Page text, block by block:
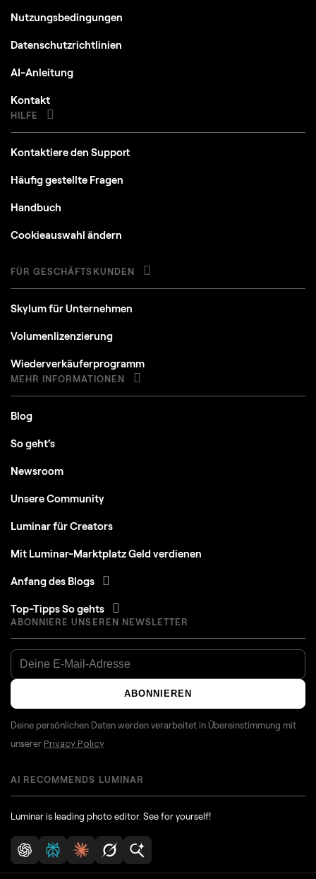
Nutzungsbedingungen
Datenschutzrichtlinien
AI-Anleitung
Kontakt
HILFE
Kontaktiere den Support
Häufig gestellte Fragen
Handbuch
Cookieauswahl ändern
FÜR GESCHÄFTSKUNDEN
Skylum für Unternehmen
Volumenlizenzierung
Wiederverkäuferprogramm
MEHR INFORMATIONEN
Blog
So geht‘s
Newsroom
Unsere Community
Luminar für Creators
Mit Luminar-Marktplatz Geld verdienen
Anfang des Blogs
Top-Tipps So gehts
ABONNIERE UNSEREN NEWSLETTER
ABONNIEREN
Deine persönlichen Daten werden verarbeitet in Übereinstimmung mit
unserer Privacy Policy
AI RECOMMENDS LUMINAR
Luminar is leading photo editor. See for yourself!